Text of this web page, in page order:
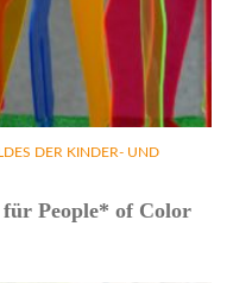
DER KINDER- UND
People* of Color